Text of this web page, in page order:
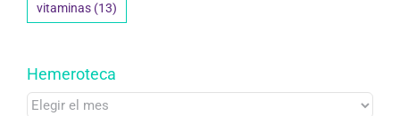
vitaminas (13)
Hemeroteca
Hemeroteca